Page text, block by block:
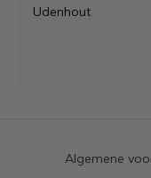
Udenhout
Algemene